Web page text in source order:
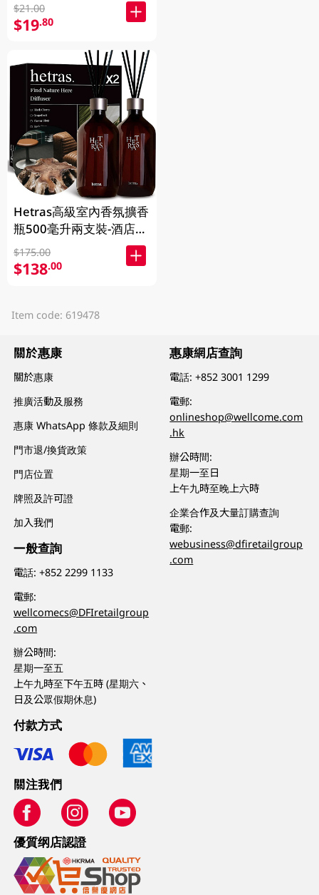
$21.00
$19.80
Hetras高級室內香氛擴香
瓶500毫升兩支裝-酒店木
香 1BX
$175.00
$138.00
Item code: 619478
關於惠康
關於惠康
推廣活動及服務
惠康 WhatsApp 條款及細則
門市退/換貨政策
門店位置
牌照及許可證
加入我們
一般查詢
電話:+852 2299 1133
電郵:
wellcomecs@DFIretailgroup
.com
辦公時間:
星期一至五
上午九時至下午五時 (星期六、
日及公眾假期休息)
惠康網店查詢
電話:+852 3001 1299
電郵:
onlineshop@wellcome.com
.hk
辦公時間:
星期一至日
上午九時至晚上六時
企業合作及大量訂購查詢
電郵:
webusiness@dfiretailgroup
.com
付款方式
關注我們
優質纲店認證